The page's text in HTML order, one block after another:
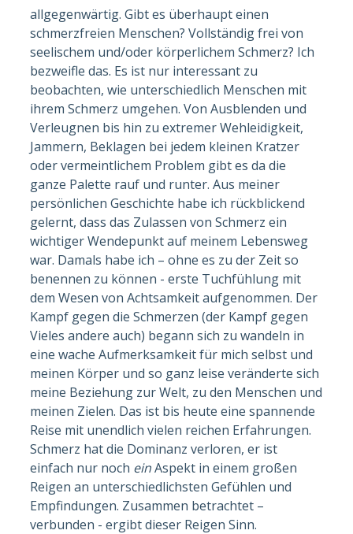
allgegenwärtig. Gibt es überhaupt einen
schmerzfreien Menschen? Vollständig frei von
seelischem und/oder körperlichem Schmerz? Ich
bezweifle das. Es ist nur interessant zu
beobachten, wie unterschiedlich Menschen mit
ihrem Schmerz umgehen. Von Ausblenden und
Verleugnen bis hin zu extremer Wehleidigkeit,
Jammern, Beklagen bei jedem kleinen Kratzer
oder vermeintlichem Problem gibt es da die
ganze Palette rauf und runter. Aus meiner
persönlichen Geschichte habe ich rückblickend
gelernt, dass das Zulassen von Schmerz ein
wichtiger Wendepunkt auf meinem Lebensweg
war. Damals habe ich – ohne es zu der Zeit so
benennen zu können - erste Tuchfühlung mit
dem Wesen von Achtsamkeit aufgenommen. Der
Kampf gegen die Schmerzen (der Kampf gegen
Vieles andere auch) begann sich zu wandeln in
eine wache Aufmerksamkeit für mich selbst und
meinen Körper und so ganz leise veränderte sich
meine Beziehung zur Welt, zu den Menschen und
meinen Zielen. Das ist bis heute eine spannende
Reise mit unendlich vielen reichen Erfahrungen.
Schmerz hat die Dominanz verloren, er ist
einfach nur noch einAspekt in einem großen
Reigen an unterschiedlichsten Gefühlen und
Empfindungen. Zusammen betrachtet –
verbunden - ergibt dieser Reigen Sinn.